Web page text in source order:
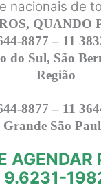
nacionais de
QUANDO
8877 – 11
do Sul, São
Região
8877 – 11
Grande São
AGENDAR
9.6231-